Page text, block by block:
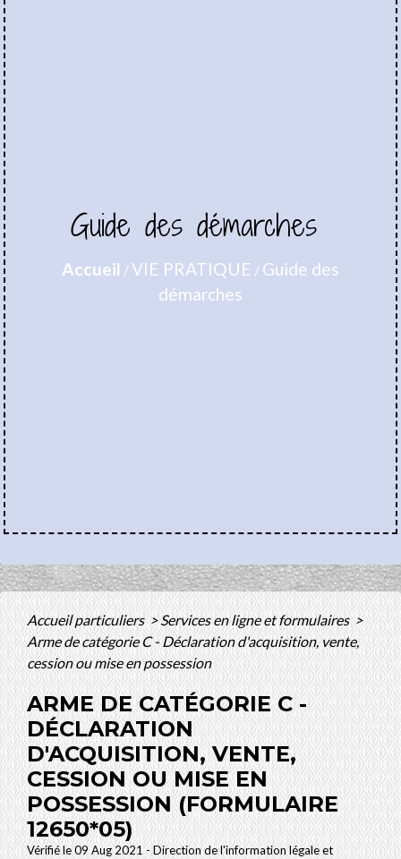
Guide des démarches
Accueil /VIE PRATIQUE / Guide des
démarches
Accueil particuliers>Services en ligne et formulaires>
Arme de catégorie C - Déclaration d'acquisition, vente,
cession ou mise en possession
ARME DE CATÉGORIE C -
DÉCLARATION
D'ACQUISITION, VENTE,
CESSION OU MISE EN
POSSESSION (FORMULAIRE
12650*05)
Vérifié le 09 Aug 2021 - Direction de l'information légale et